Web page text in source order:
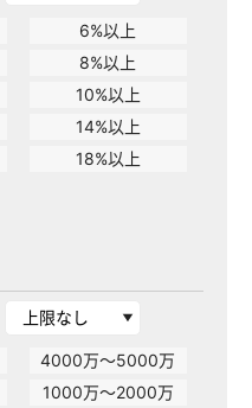
6%以上
8%以上
10%以上
14%以上
18%以上
4000万～5000万
1000万～2000万